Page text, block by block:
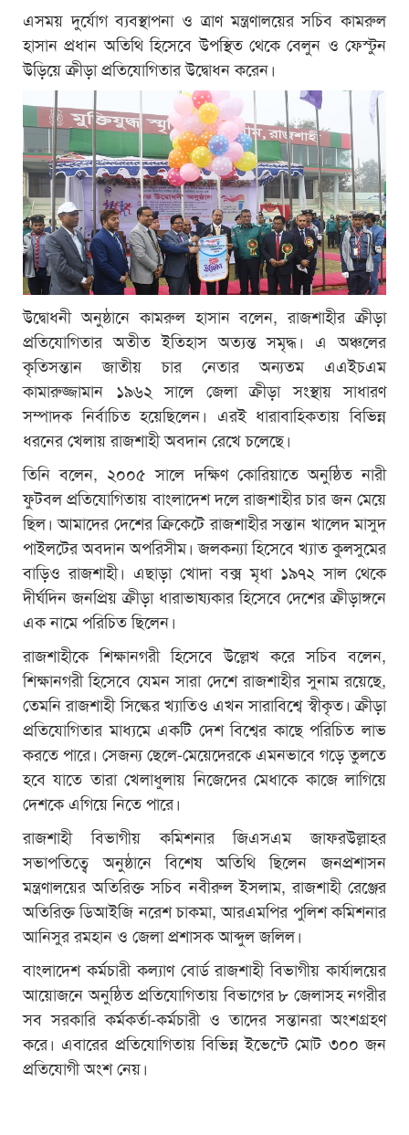
এসময় দুর্যোগ ব্যবস্থাপনা ও ত্রাণ মন্ত্রণালয়ের সচিব কামরুল
হাসান প্রধান অতিথি হিসেবে উপস্থিত থেকে বেলুন ও ফেস্টুন
উড়িয়ে ক্রীড়া প্রতিযোগিতার উদ্বোধন করেন।
উদ্বোধনী অনুষ্ঠানে কামরুল হাসান বলেন, রাজশাহীর ক্রীড়া
প্রতিযোগিতার অতীত ইতিহাস অত্যন্ত সমৃদ্ধ। এ অঞ্চলের
কৃতিসন্তান জাতীয় চার নেতার অন্যতম এএইচএম
কামারুজ্জামান ১৯৬২ সালে জেলা ক্রীড়া সংস্থায় সাধারণ
সম্পাদক নির্বাচিত হয়েছিলেন। এরই ধারাবাহিকতায় বিভিন্ন
ধরনের খেলায় রাজশাহী অবদান রেখে চলেছে।
তিনি বলেন, ২০০৫ সালে দক্ষিণ কোরিয়াতে অনুষ্ঠিত নারী
ফুটবল প্রতিযোগিতায় বাংলাদেশ দলে রাজশাহীর চার জন মেয়ে
ছিল। আমাদের দেশের ক্রিকেটে রাজশাহীর সন্তান খালেদ মাসুদ
পাইলটের অবদান অপরিসীম। জলকন্যা হিসেবে খ্যাত কুলসুমের
বাড়িও রাজশাহী। এছাড়া খোদা বক্স মৃধা ১৯৭২ সাল থেকে
দীর্ঘদিন জনপ্রিয় ক্রীড়া ধারাভাষ্যকার হিসেবে দেশের ক্রীড়াঙ্গনে
এক নামে পরিচিত ছিলেন।
রাজশাহীকে শিক্ষানগরী হিসেবে উল্লেখ করে সচিব বলেন,
শিক্ষানগরী হিসেবে যেমন সারা দেশে রাজশাহীর সুনাম রয়েছে,
তেমনি রাজশাহী সিল্কের খ্যাতিও এখন সারাবিশ্বে স্বীকৃত। ক্রীড়া
প্রতিযোগিতার মাধ্যমে একটি দেশ বিশ্বের কাছে পরিচিত লাভ
করতে পারে। সেজন্য ছেলে-মেয়েদেরকে এমনভাবে গড়ে তুলতে
হবে যাতে তারা খেলাধুলায় নিজেদের মেধাকে কাজে লাগিয়ে
দেশকে এগিয়ে নিতে পারে।
রাজশাহী বিভাগীয় কমিশনার জিএসএম জাফরউল্লাহর
সভাপতিত্বে অনুষ্ঠানে বিশেষ অতিথি ছিলেন জনপ্রশাসন
মন্ত্রণালয়ের অতিরিক্ত সচিব নবীরুল ইসলাম, রাজশাহী রেঞ্জের
অতিরিক্ত ডিআইজি নরেশ চাকমা, আরএমপির পুলিশ কমিশনার
আনিসুর রমহান ও জেলা প্রশাসক আব্দুল জলিল।
বাংলাদেশ কর্মচারী কল্যাণ বোর্ড রাজশাহী বিভাগীয় কার্যালয়ের
আয়োজনে অনুষ্ঠিত প্রতিযোগিতায় বিভাগের ৮ জেলাসহ নগরীর
সব সরকারি কর্মকর্তা-কর্মচারী ও তাদের সন্তানরা অংশগ্রহণ
করে। এবারের প্রতিযোগিতায় বিভিন্ন ইভেন্টে মোট ৩০০ জন
প্রতিযোগী অংশ নেয়।